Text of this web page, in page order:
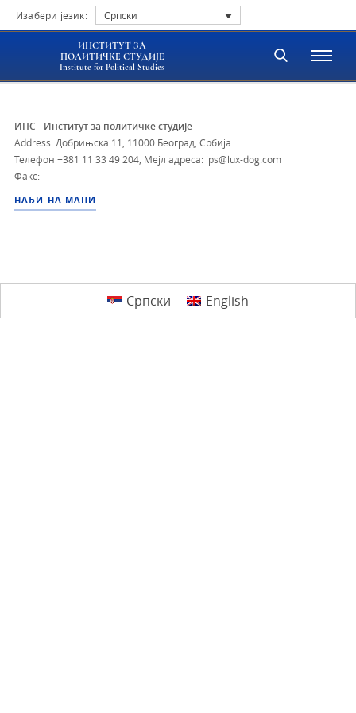
Изабери језик: Српски
ИНСТИТУТ ЗА
ПОЛИТИЧКЕ СТУДИЈЕ
Institute for Political Studies
ИПС - Институт за политичке студије
Address: Добрињска 11, 11000 Београд, Србија
Телефон +381 11 33 49 204 Мејл адреса: ips@lux-dog.com
Факс:
НАЂИ НА МАПИ
Српски English